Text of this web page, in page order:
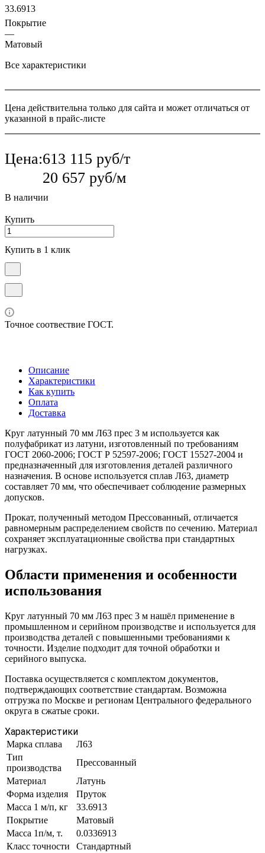
33.6913
Покрытие
—
Матовый
Все характеристики
Цена действительна только для сайта и может отличаться от
указанной в прайс-листе
Цена:613 115 руб/т
20 657 руб/м
В наличии
Купить
Купить в 1 клик
Точное соотвествие ГОСТ.
Описание
Характеристики
Как купить
Оплата
Доставка
Круг латунный 70 мм Л63 прес 3 м используется как
полуфабрикат из латуни, изготовленный по требованиям
ГОСТ 2060-2006; ГОСТ Р 52597-2006; ГОСТ 15527-2004 и
предназначенный для изготовления деталей различного
назначения. В основе используется сплав Л63, диаметр
составляет 70 мм, что обеспечивает соблюдение размерных
допусков.
Прокат, полученный методом Прессованный, отличается
равномерным распределением свойств по сечению. Материал
сохраняет эксплуатационные свойства при стандартных
нагрузках.
Области применения и особенности
использования
Круг латунный 70 мм Л63 прес 3 м нашёл применение в
промышленном и серийном производстве и используется для
производства деталей с повышенными требованиями к
точности. Изделие подходит для точной обработки и
серийного выпуска.
Поставка осуществляется с комплектом документов,
подтверждающих соответствие стандартам. Возможна
отгрузка по Москве и регионам Центрального федерального
округа в сжатые сроки.
Характеристики
Марка сплава
Л63
Тип
производства
Прессованный
Материал
Латунь
Форма изделия
Пруток
Масса 1 м/п, кг
33.6913
Покрытие
Матовый
Масса 1п/м, т.
0.0336913
Класс точности
Стандартный